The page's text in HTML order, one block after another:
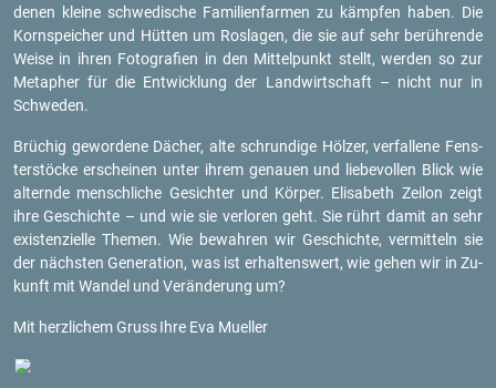
denen klei­ne schwe­di­sche Fa­mi­li­en­far­men zu kämp­fen haben. Die
Korn­spei­cher und Hüt­ten um Ros­la­gen, die sie auf sehr be­rüh­ren­de
Weise in ihren Fo­to­gra­fi­en in den Mit­tel­punkt stellt, wer­den so zur
Me­ta­pher für die Ent­wick­lung der Land­wirt­schaft – nicht nur in
Schwe­den.
Brü­chig ge­wor­de­ne Dä­cher, alte schrun­di­ge Höl­zer, ver­fal­le­ne Fens­
ter­stö­cke er­schei­nen unter ihrem ge­nau­en und lie­be­vol­len Blick wie
al­tern­de mensch­li­che Ge­sich­ter und Kör­per. Eli­sa­beth Zei­lon zeigt
ihre Ge­schich­te – und wie sie ver­lo­ren geht. Sie rührt damit an sehr
exis­ten­zi­el­le The­men. Wie be­wah­ren wir Ge­schich­te, ver­mit­teln sie
der nächs­ten Ge­ne­ra­ti­on, was ist er­hal­tens­wert, wie gehen wir in Zu­
kunft mit Wan­del und Ver­än­de­rung um?
Mit herz­li­chem GrussIhre Eva Mu­el­ler